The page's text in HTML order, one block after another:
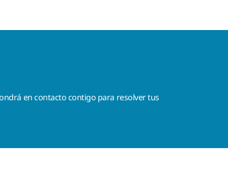
en contacto contigo para resolver tus